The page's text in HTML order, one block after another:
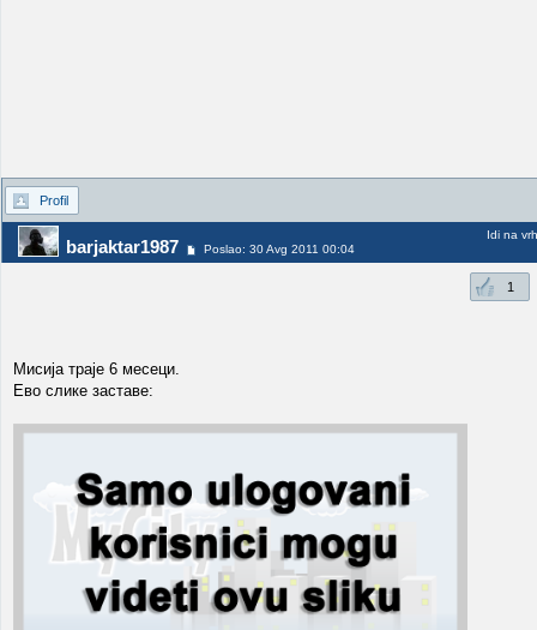
Profil
barjaktar1987 Poslao: 30 Avg 2011 00:04
Idi na vrh
1
Мисија траје 6 месеци.
Ево слике заставе: